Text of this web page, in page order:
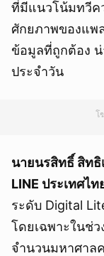
ที่มีแนวโน้มทวีค
ศักยภาพของแพ
ข้อมูลที่ถูกต้อง น่
ประจำวัน
โ
นายนรสิทธิ์ สิทธิ
LINE ประเทศไท
ระดับ Digital
โดยเฉพาะในช่
จำนวนมหาศาล